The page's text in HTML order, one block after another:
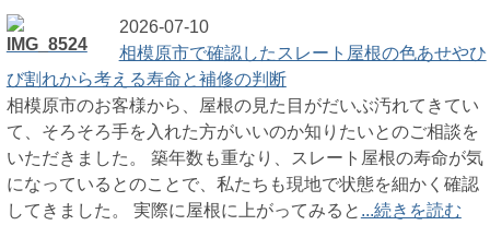
2026-07-10
相模原市で確認したスレート屋根の色あせやひ
び割れから考える寿命と補修の判断
相模原市のお客様から、屋根の見た目がだいぶ汚れてきてい
て、そろそろ手を入れた方がいいのか知りたいとのご相談を
いただきました。 築年数も重なり、スレート屋根の寿命が気
になっているとのことで、私たちも現地で状態を細かく確認
してきました。 実際に屋根に上がってみると ...続きを読む